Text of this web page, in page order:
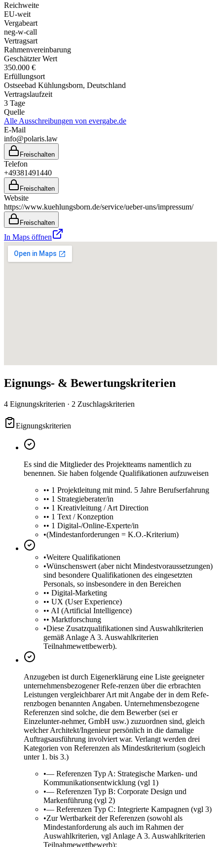
Reichweite
EU-weit
Vergabeart
neg-w-call
Vertragsart
Rahmenvereinbarung
Geschätzter Wert
350.000 €
Erfüllungsort
Ostseebad Kühlungsborn, Deutschland
Vertragslaufzeit
3 Tage
Quelle
Alle Ausschreibungen von evergabe.de
E-Mail
info@polaris.law
Freischalten
Telefon
+49381491440
Freischalten
Website
https://www.kuehlungsborn.de/service/ueber-uns/impressum/
Freischalten
In Maps öffnen
Eignungs- & Bewertungskriterien
4 Eignungskriterien · 2 Zuschlagskriterien
Eignungskriterien
Es sind die Mitglieder des Projektteams namentlich zu
benennen. Sie haben folgende Qualifikationen aufzuweisen
•• 1 Projektleitung mit mind. 5 Jahre Berufserfahrung
•• 1 Strategieberater/in
•• 1 Kreativleitung / Art Direction
•• 1 Text / Konzeption
•• 1 Digital-/Online-Experte/in
•(Mindestanforderungen = K.O.-Kriterium)
•Weitere Qualifikationen
•Wünschenswert (aber nicht Mindestvoraussetzungen)
sind besondere Qualifikationen des eingesetzten
Personals, so insbesondere in den Bereichen
•• Digital-Marketing
•• UX (User Experience)
•• AI (Artificial Intelligence)
•• Marktforschung
•Diese Zusatzqualifikationen sind Auswahlkriterien
gemäß Anlage A 3. Auswahlkriterien
Teilnahmewettbewerb).
Anzugeben ist durch Eigenerklärung eine Liste geeigneter
unternehmensbezogener Refe-renzen über die erbrachten
Leistungen vergleichbarer Art mit Angabe der in dem Refe-
renzbogen benannten Angaben. Unternehmensbezogene
Referenzen sind solche, die dem Bewerber (sei er
Einzelunter-nehmer, GmbH usw.) zuzuordnen sind, gleich
welcher Architekt/Ingenieur persönlich in die damalige
Auftragsausführung involviert war. Verlangt werden drei
Kategorien von Referenzen als Mindestkriterium (sogleich
unter 1. bis 3.)
•— Referenzen Typ A: Strategische Marken- und
Kommunikationsentwicklung (vgl 1)
•— Referenzen Typ B: Corporate Design und
Markenführung (vgl 2)
•— Referenzen Typ C: Integrierte Kampagnen (vgl 3)
•Zur Wertbarkeit der Referenzen (sowohl als
Mindestanforderung als auch im Rahmen der
Auswahlkriterien, vgl Anlage A 3. Auswahlkriterien
Teilnahmewettbewerb):